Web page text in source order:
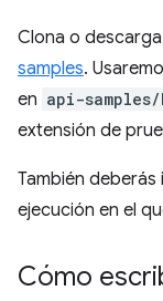
Clona o
samples.
en api-
extensión de
También deberás
ejecución en el
Cómo